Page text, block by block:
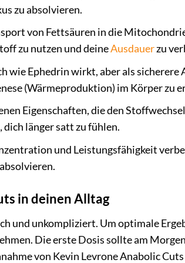
zu absolvieren.
von Fettsäuren in die
zu nutzen und deineAusdauerzu
wie Ephedrin wirkt, aber als
(Wärmeproduktion) im Körper zu
Eigenschaften, die den
länger satt zu fühlen.
und Leistungsfähigkeit
in deinen Alltag
und unkompliziert. Um optimale
Die erste Dosis sollte am
von Kevin Levrone Anabolic